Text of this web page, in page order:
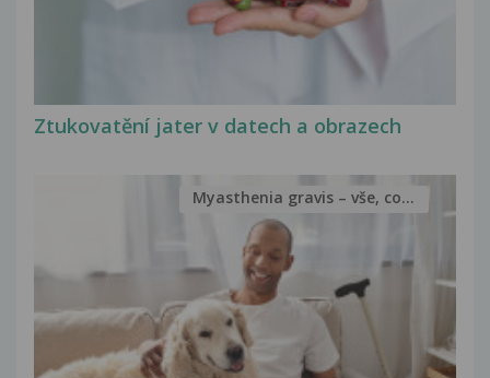
Ztukovatění jater v datech a obrazech
Myasthenia gravis – vše, co...